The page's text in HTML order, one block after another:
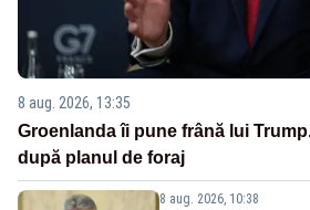
8 aug. 2026, 13:35
Groenlanda îi pune frână lui
după planul de foraj
8 aug. 2026, 10:38